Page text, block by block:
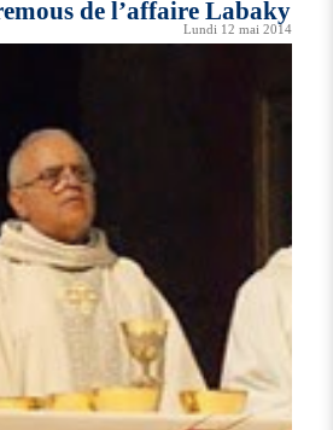
de l’affaire Labaky
Lundi 12 mai 2014